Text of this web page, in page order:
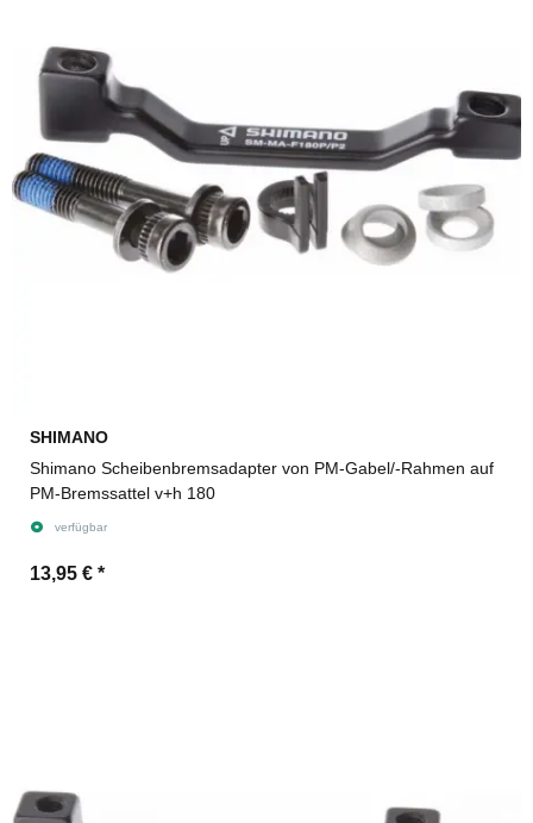
SHIMANO
Shimano Scheibenbremsadapter von PM-Gabel/-Rahmen auf
PM-Bremssattel v+h 180
verfügbar
13,95 € *